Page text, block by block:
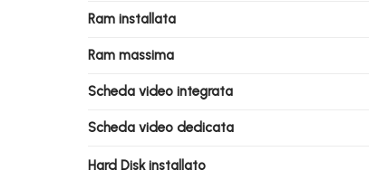
Ram installata
Ram massima
Scheda video integrata
Scheda video dedicata
Hard Disk installato